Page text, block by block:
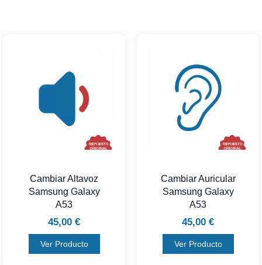
Cambiar Altavoz
Samsung Galaxy
A53
45,00 €
Ver Producto
Cambiar Auricular
Samsung Galaxy
A53
45,00 €
Ver Producto